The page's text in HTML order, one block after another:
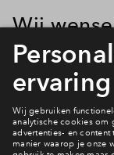
Wij
zomer!
Ik wil